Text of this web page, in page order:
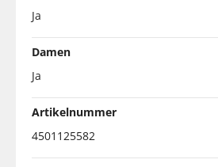
Ja
Damen
Ja
Artikelnummer
4501125582